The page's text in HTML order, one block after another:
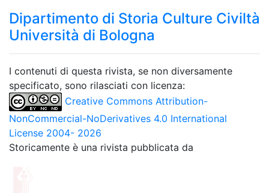
Dipartimento di Storia Culture Civiltà
Università di Bologna
I contenuti di questa rivista, se non diversamente
specificato, sono rilasciati con licenza:
Creative Commons Attribution-
NonCommercial-NoDerivatives 4.0 International
License 2004- 2026
Storicamente è una rivista pubblicata da